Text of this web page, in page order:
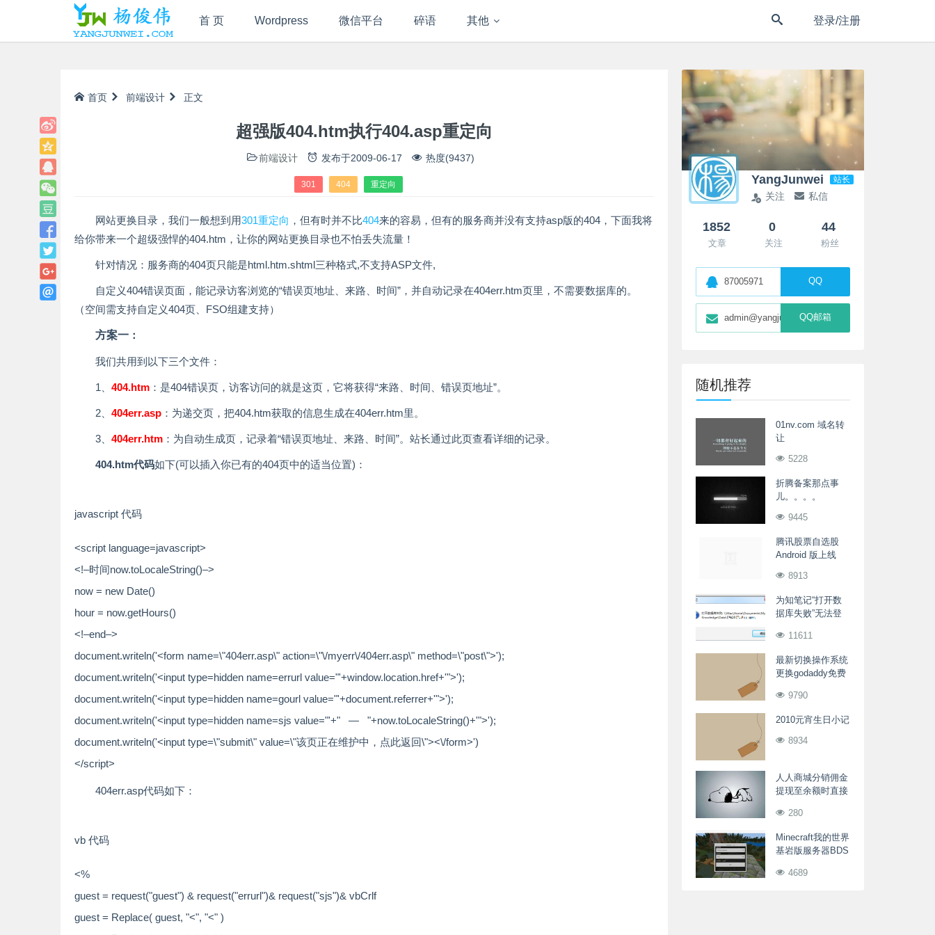
首 页 Wordpress 微信平台 碎语 其他 登录/注册
首页 前端设计 正文
超强版404.htm执行404.asp重定向
前端设计 发布于2009-06-17 热度(9437)
301 404 重定向
网站更换目录，我们一般想到用301重定向 ，但有时并不比404来的容易，但有的服务商并没有支持asp版的404，下面我将
给你带来一个超级强悍的404.htm，让你的网站更换目录也不怕丢失流量！
针对情况：服务商的404页只能是html.htm.shtml三种格式,不支持ASP文件,
自定义404错误页面，能记录访客浏览的“错误页地址、来路、时间”，并自动记录在404err.htm页里，不需要数据库的。
（空间需支持自定义404页、FSO组建支持）
方案一 ：
我们共用到以下三个文件：
1、 404.htm ：是404错误页，访客访问的就是这页，它将获得“来路、时间、错误页地址”。
2、 404err.asp ：为递交页，把404.htm获取的信息生成在404err.htm里。
3、 404err.htm ：为自动生成页，记录着“错误页地址、来路、时间”。站长通过此页查看详细的记录。
404.htm代码如下(可以插入你已有的404页中的适当位置)：
javascript 代码
<script language=javascript>
<!–时间now.toLocaleString()–>
now = new Date()
hour = now.getHours()
<!–end–>
document.writeln('<form name=\"404err.asp\" action=\"\/myerr\/404err.asp\" method=\"post\">');
document.writeln('<input type=hidden name=errurl value="'+window.location.href+'">');
document.writeln('<input type=hidden name=gourl value="'+document.referrer+'">');
document.writeln('<input type=hidden name=sjs value="'+" — "+now.toLocaleString()+'">');
document.writeln('<input type=\"submit\" value=\"该页正在维护中，点此返回\"><\/form>')
</script>
404err.asp代码如下：
vb 代码
<%
guest = request("guest") & request("errurl")& request("sjs")& vbCrlf
guest = Replace( guest, "<", "<" )
YangJunwei 站长
关注 私信
1852
文章
0
关注
44
粉丝
87005971 QQ
admin@yangjunwei.com
QQ邮箱
随机推荐
01nv.com 域名转
让
5228
折腾备案那点事
儿。。。。
9445
腾讯股票自选股
Android 版上线
8913
为知笔记“打开数
据库失败”无法登
11611
最新切换操作系统
更换godaddy免费
9790
2010元宵生日小记
8934
人人商城分销佣金
提现至余额时直接
280
Minecraft我的世界
基岩版服务器BDS
家传送
4689